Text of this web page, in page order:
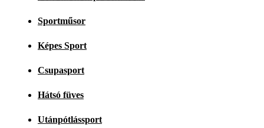
Sportműsor
Képes Sport
Csupasport
Hátsó füves
Utánpótlássport